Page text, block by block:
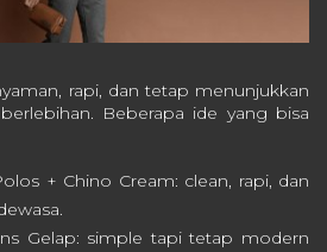
rapi, dan tetap menunjukkan
Beberapa ide yang bisa
+ Chino Cream: clean, rapi, dan
Gelap: simple tapi tetap modern